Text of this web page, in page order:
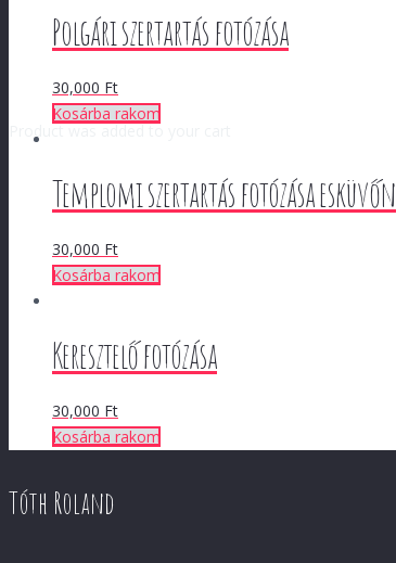
Productwas added to your cart
Polgári szertartás fotózása
30,000 Ft
Kosárba rakom
Templomi szertartás fotózása esküvőn
30,000 Ft
Kosárba rakom
Keresztelő fotózása
30,000 Ft
Kosárba rakom
Tóth Roland